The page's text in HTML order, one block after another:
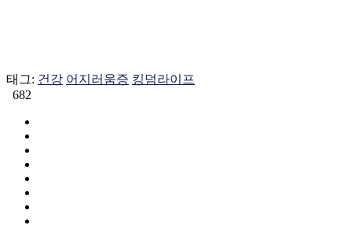
태그: 건강 어지러움증 킹덤라이프
682